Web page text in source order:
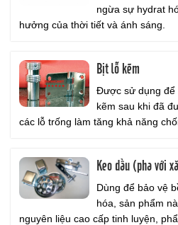
ngừa sự hydrat
hưởng của thời tiết và ánh sáng.
Bịt lỗ kẽm
Được sử dụng để
kẽm sau khi đã
các lỗ trống làm tăng khả năng
Keo dầu (pha với
Dùng để bảo vệ
hóa, sản phẩm
nguyên liệu cao cấp tinh luyện,